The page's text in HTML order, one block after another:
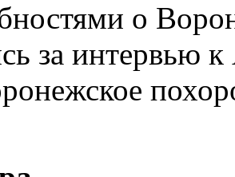
о
за интервью